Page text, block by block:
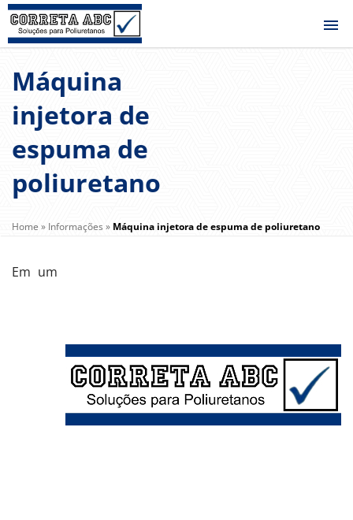
Máquina
injetora de
espuma de
poliuretano
Home » Informações » Máquina injetora de espuma de poliuretano
Em um